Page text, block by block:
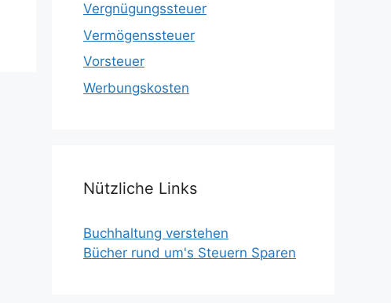
Vergnügungssteuer
Vermögenssteuer
Vorsteuer
Werbungskosten
Nützliche Links
Buchhaltung verstehen
Bücher rund um's Steuern Sparen